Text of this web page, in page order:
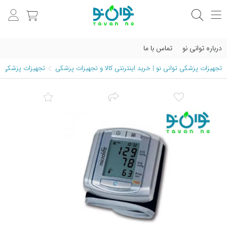
درباره توانی نو تماس با ما
تجهیزات پزشکی توانی نو | خرید اینترنتی کالا و تجهیزات پزشکی تجهیزات پزشکی